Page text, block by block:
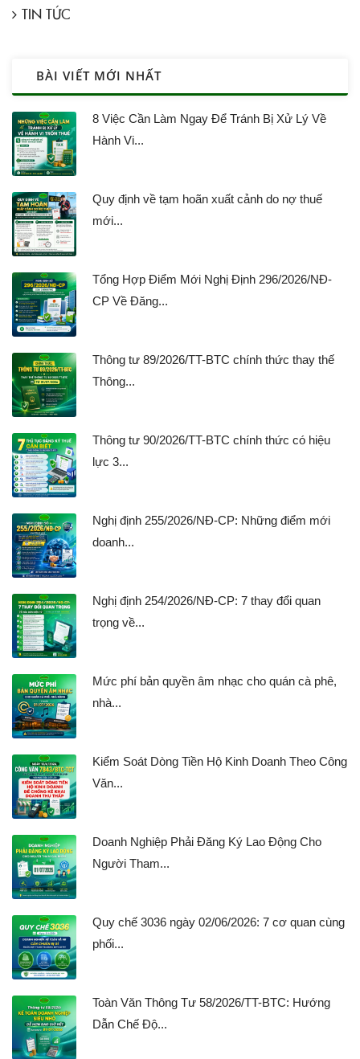
TIN TỨC
BÀI VIẾT MỚI NHẤT
8 Việc Cần Làm Ngay Để Tránh Bị Xử Lý Về
Hành Vi...
Quy định về tạm hoãn xuất cảnh do nợ thuế
mới...
Tổng Hợp Điểm Mới Nghị Định 296/2026/NĐ-
CP Về Đăng...
Thông tư 89/2026/TT-BTC chính thức thay thế
Thông...
Thông tư 90/2026/TT-BTC chính thức có hiệu
lực 3...
Nghị định 255/2026/NĐ-CP: Những điểm mới
doanh...
Nghị định 254/2026/NĐ-CP: 7 thay đổi quan
trọng về...
Mức phí bản quyền âm nhạc cho quán cà phê,
nhà...
Kiểm Soát Dòng Tiền Hộ Kinh Doanh Theo Công
Văn...
Doanh Nghiệp Phải Đăng Ký Lao Động Cho
Người Tham...
Quy chế 3036 ngày 02/06/2026: 7 cơ quan cùng
phối...
Toàn Văn Thông Tư 58/2026/TT-BTC: Hướng
Dẫn Chế Độ...